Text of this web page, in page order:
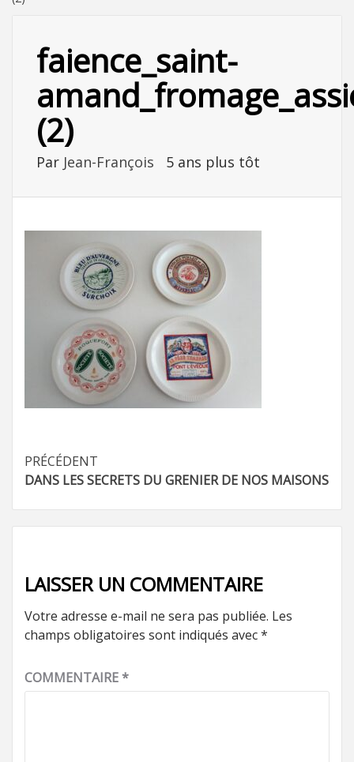
faience_saint-
(2)
Par Jean-François 5 ans plus tôt
Navigation
d’article
PRÉCÉDENT
DANS LES SECRETS DU GRENIER DE NOS MAISONS
LAISSER UN COMMENTAIRE
Votre adresse e-mail ne sera pas publiée. Les
champs obligatoires sont indiqués avec*
COMMENTAIRE*